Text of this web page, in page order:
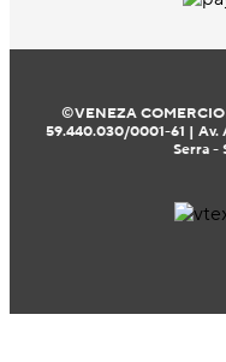
©VENEZA COMERCIO
59.440.030/0001-61 | Av.
Serra -